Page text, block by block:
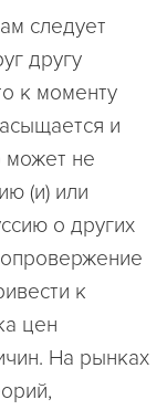
следует
другу
к моменту
и
может не
(и) или
о других
к
цен
На рынках